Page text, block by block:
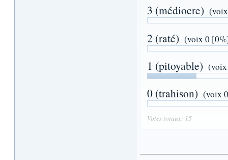
3 (médiocre)
2 (raté) (voix 0
1 (pitoyable)
0 (trahison) (voix
Votes totaux: 15